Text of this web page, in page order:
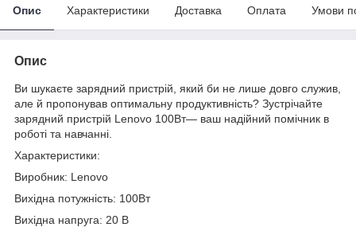
Опис Характеристики Доставка Оплата Умови
Опис
Ви шукаєте зарядний пристрій, який би не лише довго служив,
але й пропонував оптимальну продуктивність? Зустрічайте
зарядний пристрій Lenovo 100Вт— ваш надійний помічник в
роботі та навчанні.
Характеристики:
Виробник: Lenovo
Вихідна потужність: 100Вт
Вихідна напруга: 20 В